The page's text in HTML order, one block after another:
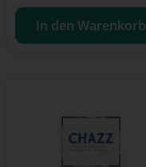
In den Warenkorb